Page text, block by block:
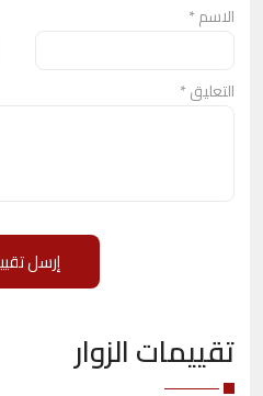
الاسم*
التعليق*
تقييمات الزوار